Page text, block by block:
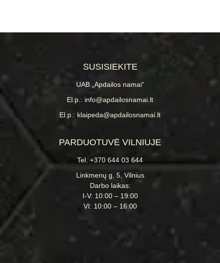
SUSISIEKITE
UAB „Apdailos namai“
El.p.: info@apdailosnamai.lt
El.p.: klaipeda@apdailosnamai.lt
PARDUOTUVĖ VILNIUJE
Tel. +370 644 03 644
Linkmenų g. 5, Vilnius
Darbo laikas:
I-V: 10:00 – 19:00
VI: 10:00 – 16:00